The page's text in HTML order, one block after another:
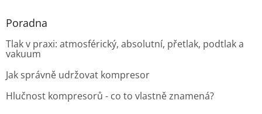
Poradna
Tlak v praxi: atmosférický, absolutní, přetlak, podtlak a
vakuum
Jak správně udržovat kompresor
Hlučnost kompresorů - co to vlastně znamená?